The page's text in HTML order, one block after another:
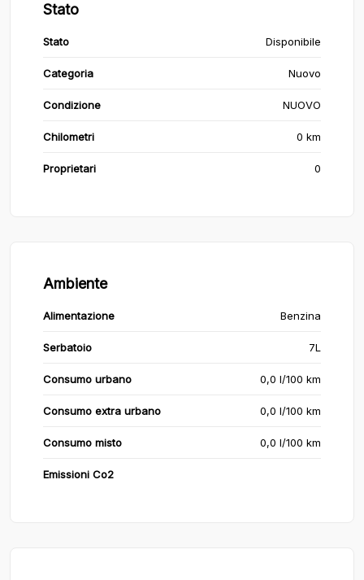
Stato
Stato Disponibile
Categoria Nuovo
Condizione NUOVO
Chilometri 0 km
Proprietari 0
Ambiente
Alimentazione Benzina
Serbatoio 7L
Consumo urbano 0,0 l/100 km
Consumo extra urbano 0,0 l/100 km
Consumo misto 0,0 l/100 km
Emissioni Co2